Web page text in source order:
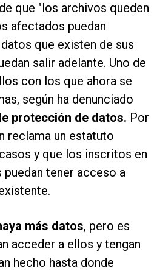
que "los archivos queden
afectados puedan
que existen de sus
salir adelante. Uno de
con los que ahora se
según ha denunciado
protección de datos. Por
reclama un estatuto
y que los inscritos en
tener acceso a
más datos, pero es
acceder a ellos y tengan
hecho hasta donde